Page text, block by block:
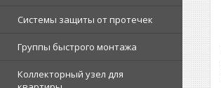
Системы защиты от протечек
Группы быстрого монтажа
Коллекторный узел для